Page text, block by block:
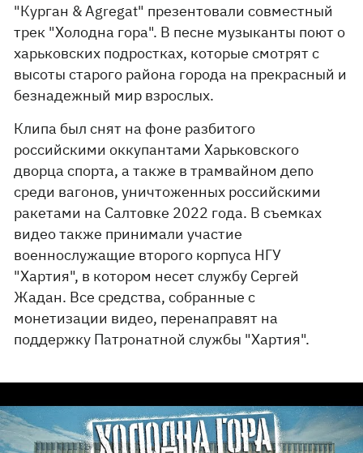
"Курган & Agregat" презентовали совместный
трек "Холодна гора". В песне музыканты поют о
харьковских подростках, которые смотрят с
высоты старого района города на прекрасный и
безнадежный мир взрослых.
Клипа был снят на фоне разбитого
российскими оккупантами Харьковского
дворца спорта, а также в трамвайном депо
среди вагонов, уничтоженных российскими
ракетами на Салтовке 2022 года. В съемках
видео также принимали участие
военнослужащие второго корпуса НГУ
"Хартия", в котором несет службу Сергей
Жадан. Все средства, собранные с
монетизации видео, перенаправят на
поддержку Патронатной службы "Хартия".